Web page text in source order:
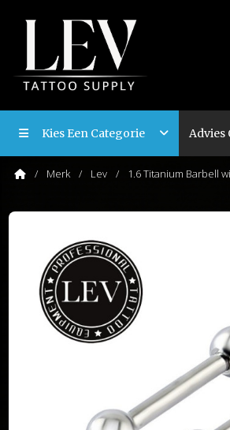
Kies Een Categorie Advies
Merk Lev 1.6 Titanium Barbell